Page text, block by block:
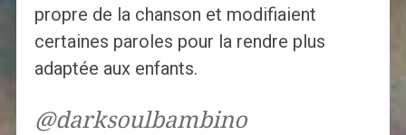
propre de la chanson et modifiaient
certaines paroles pour la rendre plus
adaptée aux enfants.
@darksoulbambino